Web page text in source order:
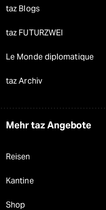
taz Blogs
taz FUTURZWEI
Le Monde diplomatique
taz Archiv
Mehr taz Angebote
Reisen
Kantine
Shop